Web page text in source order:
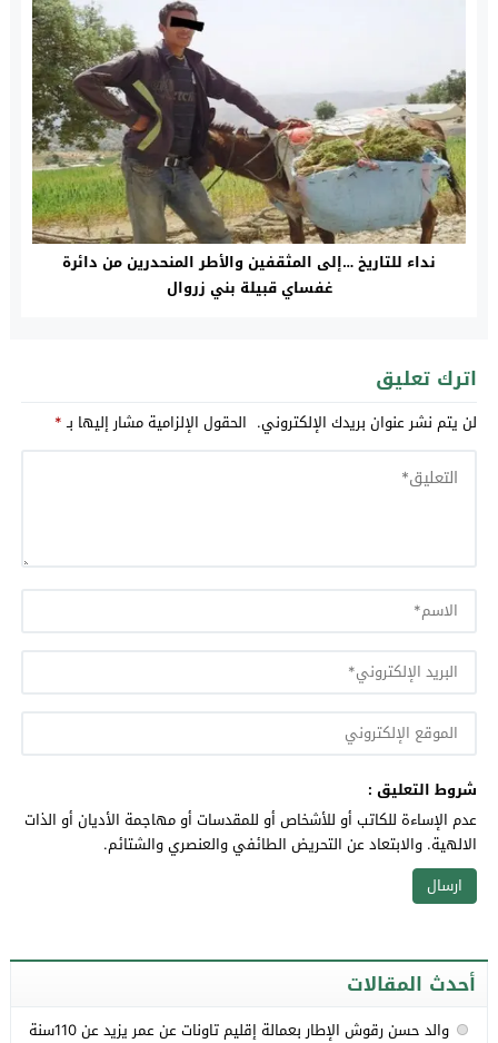
نداء للتاريخ …إلى المثقفين واﻷطر المنحدرين من دائرة
غفساي قبيلة بني زروال
اترك تعليق
لن يتم نشر عنوان بريدك الإلكتروني. الحقول الإلزامية مشار إليها بـ*
شروط التعليق :
عدم الإساءة للكاتب أو للأشخاص أو للمقدسات أو مهاجمة الأديان أو الذات
الالهية. والابتعاد عن التحريض الطائفي والعنصري والشتائم.
أحدث المقالات
والد حسن رقوش الإطار بعمالة إقليم تاونات عن عمر يزيد عن 110سنة